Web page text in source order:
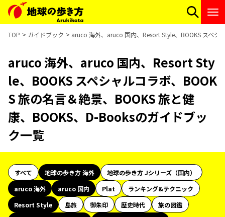
TOP ガイドブック aruco 海外、aruco 国内、Resort Style、BOOKS スペシ
aruco 海外、aruco 国内、Resort Sty
le、BOOKS スペシャルコラボ、BOOK
S 旅の名言＆絶景、BOOKS 旅と健
康、BOOKS、D-Booksのガイドブッ
ク一覧
すべて 地球の歩き方 海外
地球の歩き方 Jシリーズ（国内）
aruco 海外
aruco 国内 Plat
ランキング&テクニック
Resort Style
島旅 御朱印 歴史時代
旅の図鑑